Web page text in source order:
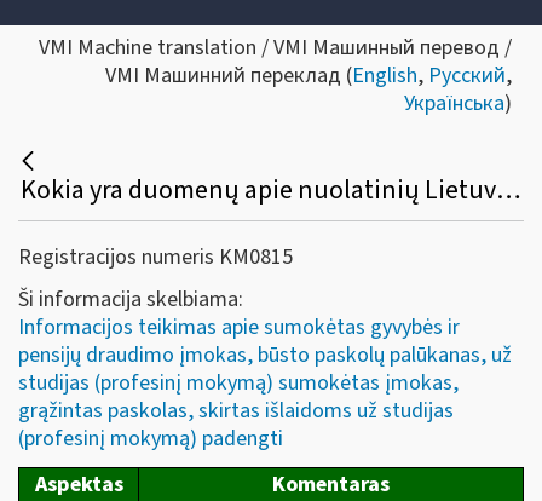
VMI Machine translation / VMI Машинный перевод /
VMI Машинний переклад (English, Русский,
Українська)
Kokia yra duomenų apie nuolatinių Lietuvos gyventojų už studijas ir / ar profesinį mokymą sumokėtas įmokas (FR0613 forma) pateikimo tvarka?
Registracijos numeris KM0815
Ši informacija skelbiama:
Informacijos teikimas apie sumokėtas gyvybės ir
pensijų draudimo įmokas, būsto paskolų palūkanas, už
studijas (profesinį mokymą) sumokėtas įmokas,
grąžintas paskolas, skirtas išlaidoms už studijas
(profesinį mokymą) padengti
Aspektas
Komentaras